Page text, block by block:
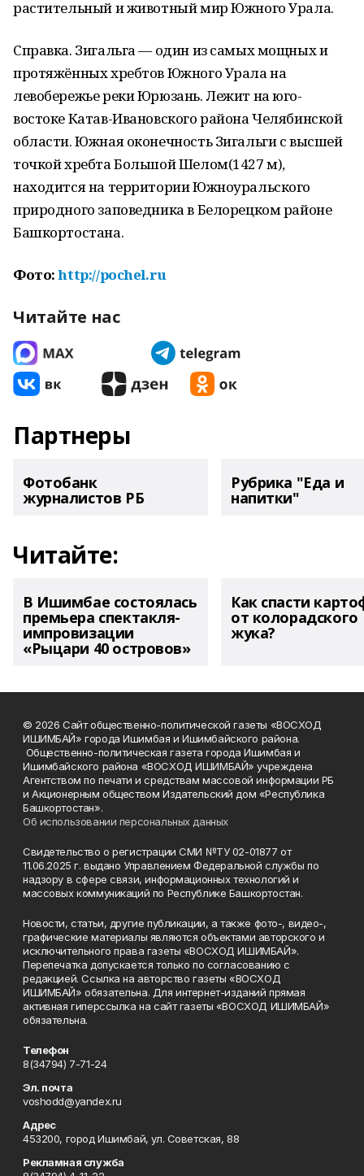
растительный и животный мир Южного Урала.
Справка. Зигальга — один из самых мощных и
протяжённых хребтов Южного Урала на
левобережье реки Юрюзань. Лежит на юго-
востоке Катав-Ивановского района Челябинской
области. Южная оконечность Зигальги с высшей
точкой хребта Большой Шелом(1427 м),
находится на территории Южноуральского
природного заповедника в Белорецком районе
Башкортостана.
Фото:http://pochel.ru
Читайте нас
Партнеры
Фотобанк
журналистов РБ
Рубрика "Еда и
напитки"
Читайте:
В Ишимбае состоялась
премьера спектакля-
импровизации
«Рыцари 40 островов»
Как спасти
от колорадского
жука?
© 2026 Сайт общественно-политической газеты «ВОСХОД
ИШИМБАЙ» города Ишимбая и Ишимбайского района.
Общественно-политическая газета города Ишимбая и
Ишимбайского района «ВОСХОД ИШИМБАЙ» учреждена
Агентством по печати и средствам массовой информации РБ
и Акционерным обществом Издательский дом «Республика
Башкортостан».
Об использовании персональных данных
Свидетельство о регистрации СМИ №ТУ 02-01877 от
11.06.2025 г. выдано Управлением Федеральной службы по
надзору в сфере связи, информационных технологий и
массовых коммуникаций по Республике Башкортостан.
Новости, статьи, другие публикации, а также фото-, видео-,
графические материалы являются объектами авторского и
исключительного права газеты «ВОСХОД ИШИМБАЙ».
Перепечатка допускается только по согласованию с
редакцией. Ссылка на авторство газеты «ВОСХОД
ИШИМБАЙ» обязательна. Для интернет-изданий прямая
активная гиперссылка на сайт газеты «ВОСХОД ИШИМБАЙ»
обязательна.
Телефон
8(34794) 7-71-24
Эл. почта
voshodd@yandex.ru
Адрес
453200, город Ишимбай, ул. Советская, 88
Рекламная служба